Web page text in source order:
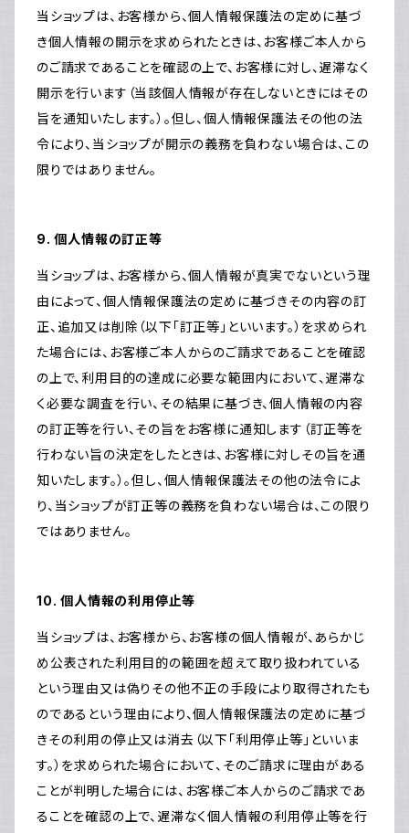
当ショップは、お客様から、個人情報保護法の定めに基づ
き個人情報の開示を求められたときは、お客様ご本人から
のご請求であることを確認の上で、お客様に対し、遅滞なく
開示を行います（当該個人情報が存在しないときにはその
旨を通知いたします。）。但し、個人情報保護法その他の法
令により、当ショップが開示の義務を負わない場合は、この
限りではありません。
9. 個人情報の訂正等
当ショップは、お客様から、個人情報が真実でないという理
由によって、個人情報保護法の定めに基づきその内容の訂
正、追加又は削除（以下「訂正等」といいます。）を求められ
た場合には、お客様ご本人からのご請求であることを確認
の上で、利用目的の達成に必要な範囲内において、遅滞な
く必要な調査を行い、その結果に基づき、個人情報の内容
の訂正等を行い、その旨をお客様に通知します（訂正等を
行わない旨の決定をしたときは、お客様に対しその旨を通
知いたします。）。但し、個人情報保護法その他の法令によ
り、当ショップが訂正等の義務を負わない場合は、この限り
ではありません。
10. 個人情報の利用停止等
当ショップは、お客様から、お客様の個人情報が、あらかじ
め公表された利用目的の範囲を超えて取り扱われている
という理由又は偽りその他不正の手段により取得されたも
のであるという理由により、個人情報保護法の定めに基づ
きその利用の停止又は消去（以下「利用停止等」といいま
す。）を求められた場合において、そのご請求に理由がある
ことが判明した場合には、お客様ご本人からのご請求であ
ることを確認の上で、遅滞なく個人情報の利用停止等を行